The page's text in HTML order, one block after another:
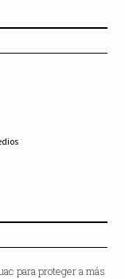
para proteger a más